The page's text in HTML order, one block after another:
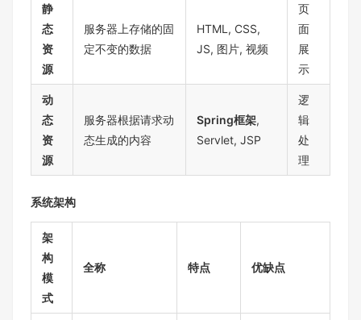
静
态
资
源
服务器上存储的固
定不变的数据
HTML, CSS,
JS, 图片, 视频
页
面
展
示
动
态
资
源
服务器根据请求动
态生成的内容
Spring框架,
Servlet, JSP
逻
辑
处
理
系统架构
架
构
模
式
全称 特点 优缺点